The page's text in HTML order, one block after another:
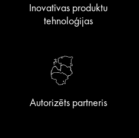
Inovatīvas produktu
tehnoloģijas
Autorizēts partneris